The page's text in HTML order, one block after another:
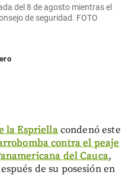
del 8 de agosto mientras el
de seguridad. FOTO
la Espriellacondenó este
contra el peaje
del Cauca,
de su posesión en